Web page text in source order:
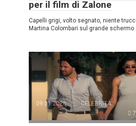
per il film di Zalone
Capelli grigi, volto segnato, niente
Martina Colombari sul grande schermo
09.01.2026
CELEBRITÀ